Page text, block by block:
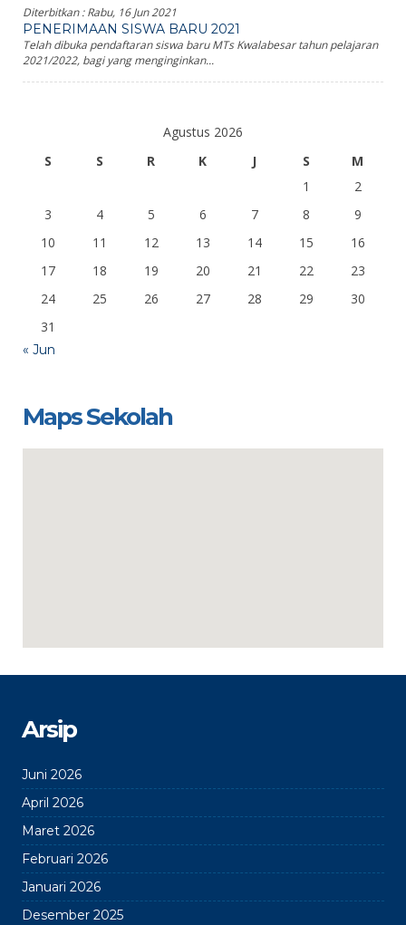
Diterbitkan :Rabu, 16 Jun 2021
PENERIMAAN SISWA BARU 2021
Telah dibuka pendaftaran siswa baru MTs Kwalabesar tahun pelajaran
2021/2022, bagi yang menginginkan...
Agustus 2026
S
S R K J S
M
1
2
3
4 5 6 7 8
9
10
11 12 13 14 15
16
17
18 19 20 21 22
23
24
25 26 27 28 29
30
31
« Jun
Maps Sekolah
Arsip
Juni 2026
April 2026
Maret 2026
Februari 2026
Januari 2026
Desember 2025